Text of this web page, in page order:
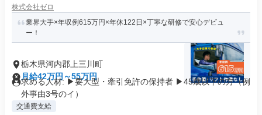
株式会社ゼロ
業界大手×年収例615万円×年休122日×丁寧な研修で安心デビュ
ー！
栃木県河内郡上三川町
月給42万円～55万円
求める人材: ▶要大型・牽引免許の保持者 ▶45歳以下の方（例
外事由3号のイ）
交通費支給